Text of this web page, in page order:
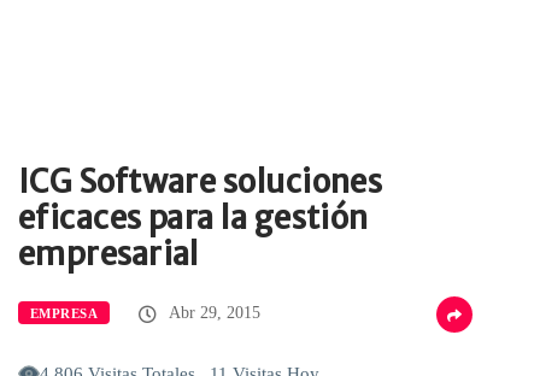
ICG Software soluciones
eficaces para la gestión
empresarial
EMPRESA Abr 29, 2015